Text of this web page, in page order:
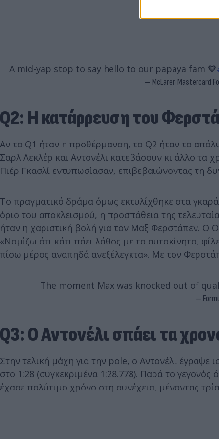
A mid-yap stop to say hello to our papaya fam 🧡
— McLaren Mastercard
Q2: Η κατάρρευση του
Αν το Q1 ήταν η προθέρμανση, το Q2 ήταν το
Σαρλ Λεκλέρ και Αντονέλι κατεβάσουν κι άλλο
Πιέρ Γκασλί εντυπωσίασαν, επιβεβαιώνοντας τη
Το πραγματικό δράμα όμως εκτυλίχθηκε στα
όριο του αποκλεισμού, η προσπάθεια της
ήταν η χαριστική βολή για τον Μαξ Φερστάπεν. Ο
«Νομίζω ότι κάτι πάει λάθος με το αυτοκίνητο,
πίσω μέρος αναπηδά ανεξέλεγκτα». Με τον
The moment Max was knocked out of
—
Q3: Ο Αντονέλι σπάει τα
Στην τελική μάχη για την pole, ο Αντονέλι έγραψε
στο 1:28 (συγκεκριμένα 1:28.778). Παρά το γεγονός
έχασε πολύτιμο χρόνο στη συνέχεια, μένοντας